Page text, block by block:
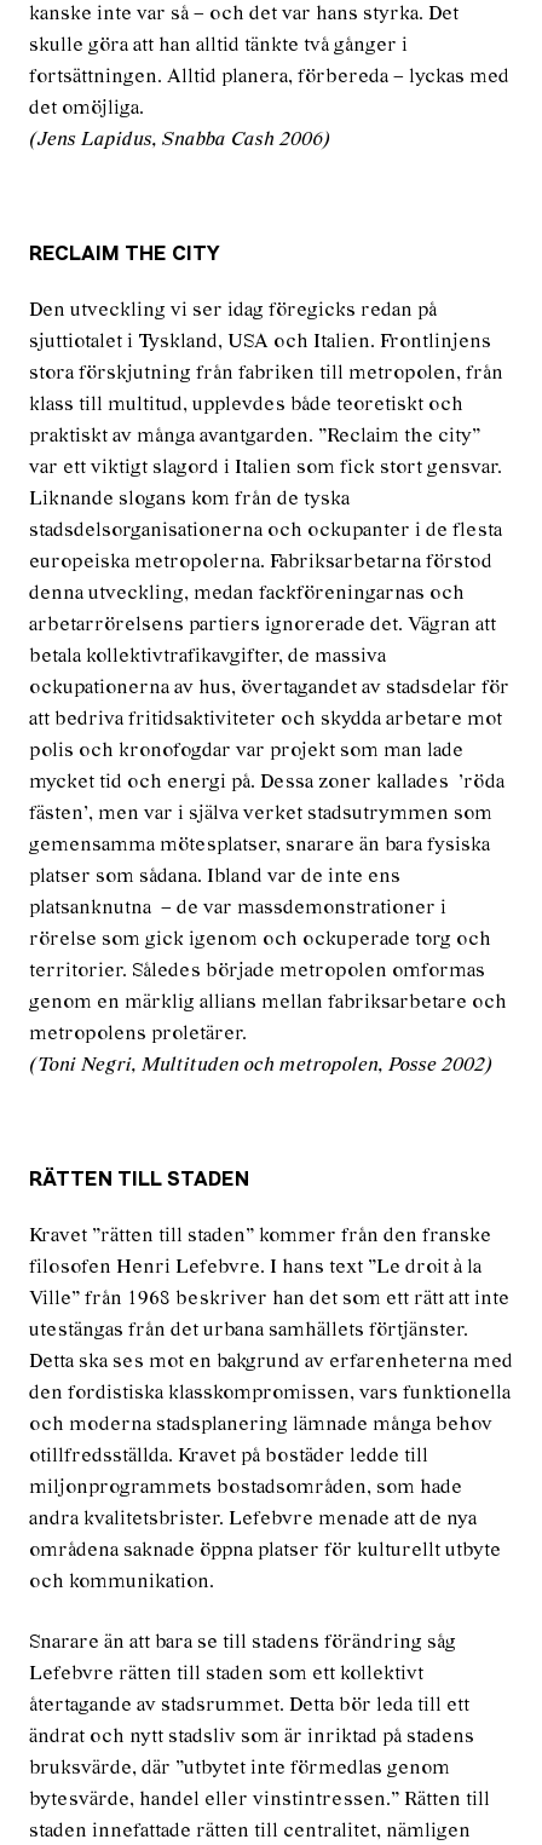
kanske inte var så – och det var hans styrka. Det
skulle göra att han alltid tänkte två gånger i
fortsättningen. Alltid planera, förbereda – lyckas med
det omöjliga.
(Jens Lapidus, Snabba Cash 2006)
RECLAIM THE CITY
Den utveckling vi ser idag föregicks redan på
sjuttiotalet i Tyskland, USA och Italien. Frontlinjens
stora förskjutning från fabriken till metropolen, från
klass till multitud, upplevdes både teoretiskt och
praktiskt av många avantgarden. ”Reclaim the city”
var ett viktigt slagord i Italien som fick stort gensvar.
Liknande slogans kom från de tyska
stadsdelsorganisationerna och ockupanter i de flesta
europeiska metropolerna. Fabriksarbetarna förstod
denna utveckling, medan fackföreningarnas och
arbetarrörelsens partiers ignorerade det. Vägran att
betala kollektivtrafikavgifter, de massiva
ockupationerna av hus, övertagandet av stadsdelar för
att bedriva fritidsaktiviteter och skydda arbetare mot
polis och kronofogdar var projekt som man lade
mycket tid och energi på. Dessa zoner kallades ’röda
fästen’, men var i själva verket stadsutrymmen som
gemensamma mötesplatser, snarare än bara fysiska
platser som sådana. Ibland var de inte ens
platsanknutna – de var massdemonstrationer i
rörelse som gick igenom och ockuperade torg och
territorier. Således började metropolen omformas
genom en märklig allians mellan fabriksarbetare och
metropolens proletärer.
(Toni Negri, Multituden och metropolen, Posse 2002)
RÄTTEN TILL STADEN
Kravet ”rätten till staden” kommer från den franske
filosofen Henri Lefebvre. I hans text ”Le droit à la
Ville” från 1968 beskriver han det som ett rätt att inte
utestängas från det urbana samhällets förtjänster.
Detta ska ses mot en bakgrund av erfarenheterna med
den fordistiska klasskompromissen, vars funktionella
och moderna stadsplanering lämnade många behov
otillfredsställda. Kravet på bostäder ledde till
miljonprogrammets bostadsområden, som hade
andra kvalitetsbrister. Lefebvre menade att de nya
områdena saknade öppna platser för kulturellt utbyte
och kommunikation.
Snarare än att bara se till stadens förändring såg
Lefebvre rätten till staden som ett kollektivt
återtagande av stadsrummet. Detta bör leda till ett
ändrat och nytt stadsliv som är inriktad på stadens
bruksvärde, där ”utbytet inte förmedlas genom
bytesvärde, handel eller vinstintressen.” Rätten till
staden innefattade rätten till centralitet, nämligen